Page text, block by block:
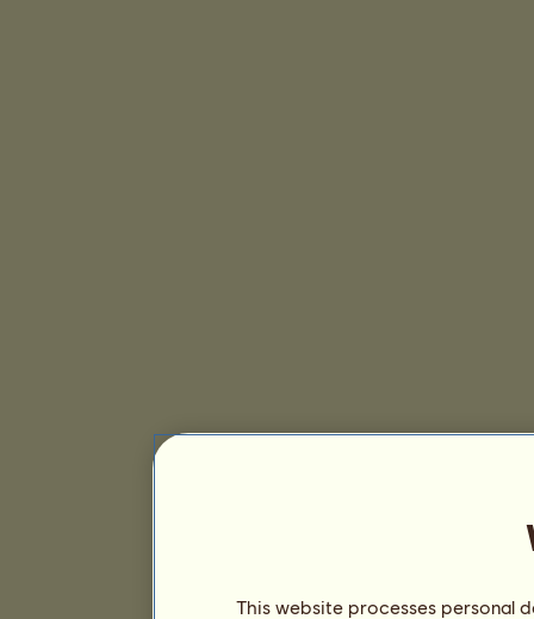
This website processes personal